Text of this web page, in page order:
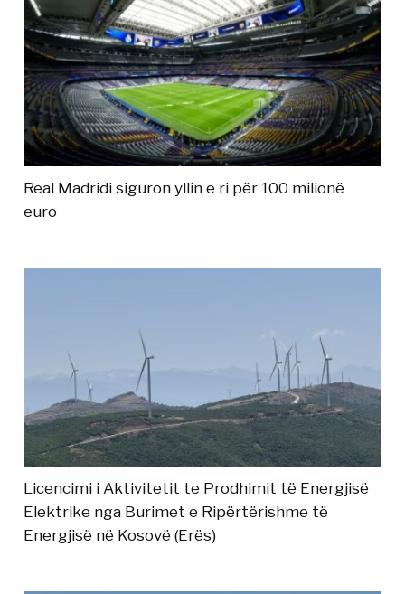
Real Madridi siguron yllin e ri për 100 milionë
euro
Licencimi i Aktivitetit te Prodhimit të Energjisë
Elektrike nga Burimet e Ripërtërishme të
Energjisë në Kosovë (Erës)